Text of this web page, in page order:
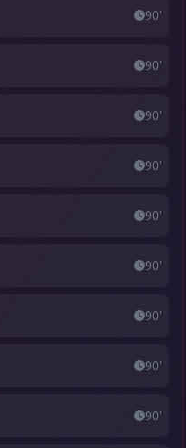
90'
90'
90'
90'
90'
90'
90'
90'
90'